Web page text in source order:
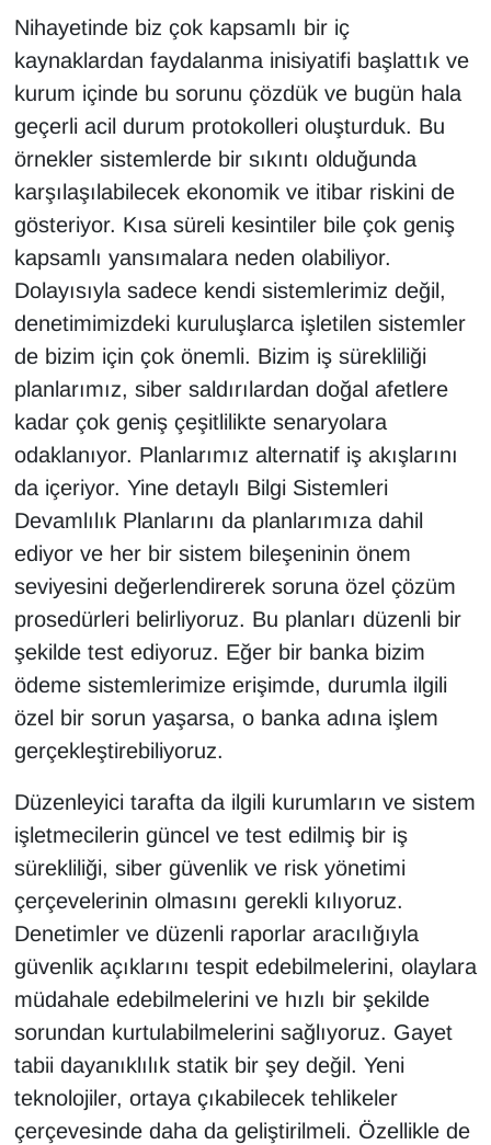
Nihayetinde biz çok kapsamlı bir iç
kaynaklardan faydalanma inisiyatifi başlattık ve
kurum içinde bu sorunu çözdük ve bugün hala
geçerli acil durum protokolleri oluşturduk. Bu
örnekler sistemlerde bir sıkıntı olduğunda
karşılaşılabilecek ekonomik ve itibar riskini de
gösteriyor. Kısa süreli kesintiler bile çok geniş
kapsamlı yansımalara neden olabiliyor.
Dolayısıyla sadece kendi sistemlerimiz değil,
denetimimizdeki kuruluşlarca işletilen sistemler
de bizim için çok önemli. Bizim iş sürekliliği
planlarımız, siber saldırılardan doğal afetlere
kadar çok geniş çeşitlilikte senaryolara
odaklanıyor. Planlarımız alternatif iş akışlarını
da içeriyor. Yine detaylı Bilgi Sistemleri
Devamlılık Planlarını da planlarımıza dahil
ediyor ve her bir sistem bileşeninin önem
seviyesini değerlendirerek soruna özel çözüm
prosedürleri belirliyoruz. Bu planları düzenli bir
şekilde test ediyoruz. Eğer bir banka bizim
ödeme sistemlerimize erişimde, durumla ilgili
özel bir sorun yaşarsa, o banka adına işlem
gerçekleştirebiliyoruz.
Düzenleyici tarafta da ilgili kurumların ve sistem
işletmecilerin güncel ve test edilmiş bir iş
sürekliliği, siber güvenlik ve risk yönetimi
çerçevelerinin olmasını gerekli kılıyoruz.
Denetimler ve düzenli raporlar aracılığıyla
güvenlik açıklarını tespit edebilmelerini, olaylara
müdahale edebilmelerini ve hızlı bir şekilde
sorundan kurtulabilmelerini sağlıyoruz. Gayet
tabii dayanıklılık statik bir şey değil. Yeni
teknolojiler, ortaya çıkabilecek tehlikeler
çerçevesinde daha da geliştirilmeli. Özellikle de